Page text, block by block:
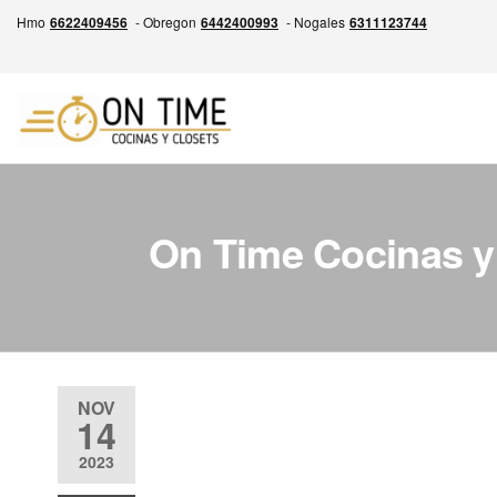
Hmo 6622409456 - Obregon 6442400993 - Nogales 6311123744
TIME
y
Closets
Closets y
Más,
de entrega
On Time Cocinas
NOV
14
2023